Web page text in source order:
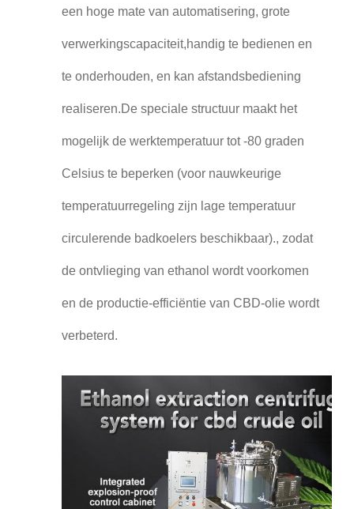
een hoge mate van automatisering, grote
verwerkingscapaciteit,handig te bedienen en
te onderhouden, en kan afstandsbediening
realiseren.De speciale structuur maakt het
mogelijk de werktemperatuur tot -80 graden
Celsius te beperken (voor nauwkeurige
temperatuurregeling zijn lage temperatuur
circulerende badkoelers beschikbaar)., zodat
de ontvlieging van ethanol wordt voorkomen
en de productie-efficiëntie van CBD-olie wordt
verbeterd.